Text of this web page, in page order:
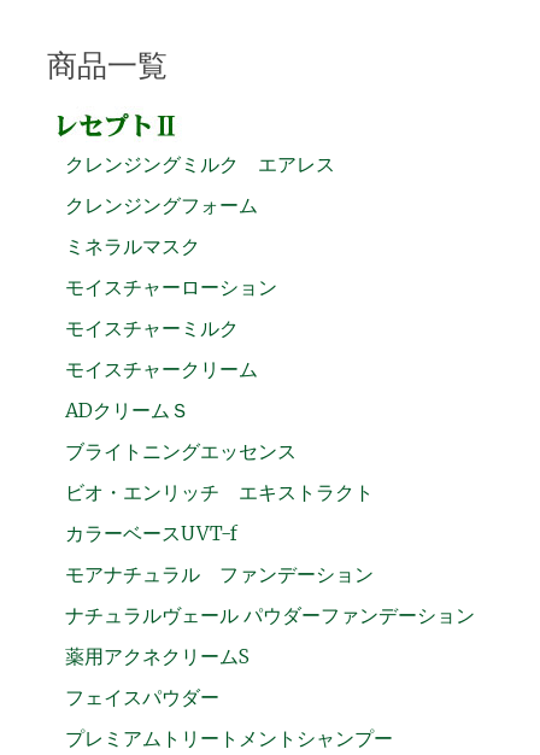
商品一覧
クレンジングミルク エアレス
クレンジングフォーム
ミネラルマスク
モイスチャーローション
モイスチャーミルク
モイスチャークリーム
ADクリームＳ
ブライトニングエッセンス
ビオ・エンリッチ エキストラクト
カラーベースUVT-f
モアナチュラル ファンデーション
ナチュラルヴェール パウダーファンデーション
薬用アクネクリームS
フェイスパウダー
プレミアムトリートメントシャンプー